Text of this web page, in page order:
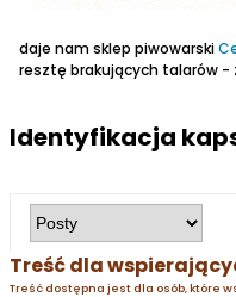
daje nam sklep piwowarski
resztę brakujących talarów -
Identyfikacja
Treść dla
Treść dostępna jest dla osób, które